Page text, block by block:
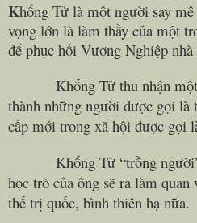
Khổng Tử là một người say
vọng lớn là làm thầy của một
để phục hồi Vương Nghiệp nhà
Khổng Tử thu nhận một
thành những người được gọi
cấp mới trong xã hội được gọi
Khổng Tử “trồng người”
học trò của ông sẽ ra làm
thế trị quốc, bình thiên hạ nữa.